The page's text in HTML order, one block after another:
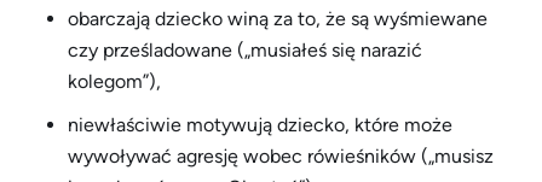
obarczają dziecko winą za to, że są wyśmiewane
czy prześladowane („musiałeś się narazić
kolegom”),
niewłaściwie motywują dziecko, które może
wywoływać agresję wobec rówieśników („musisz